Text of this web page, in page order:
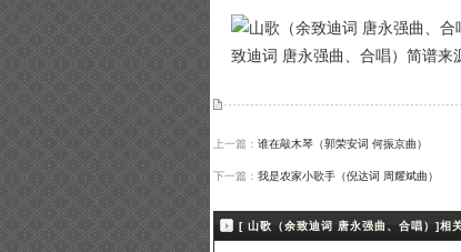
致迪词 唐永强曲、合唱）简谱来
上一篇： 谁在敲木琴（郭荣安词 何振京曲）
下一篇： 我是农家小歌手（倪达词 周耀斌曲）
[ 山歌（余致迪词 唐永强曲、合唱）]相